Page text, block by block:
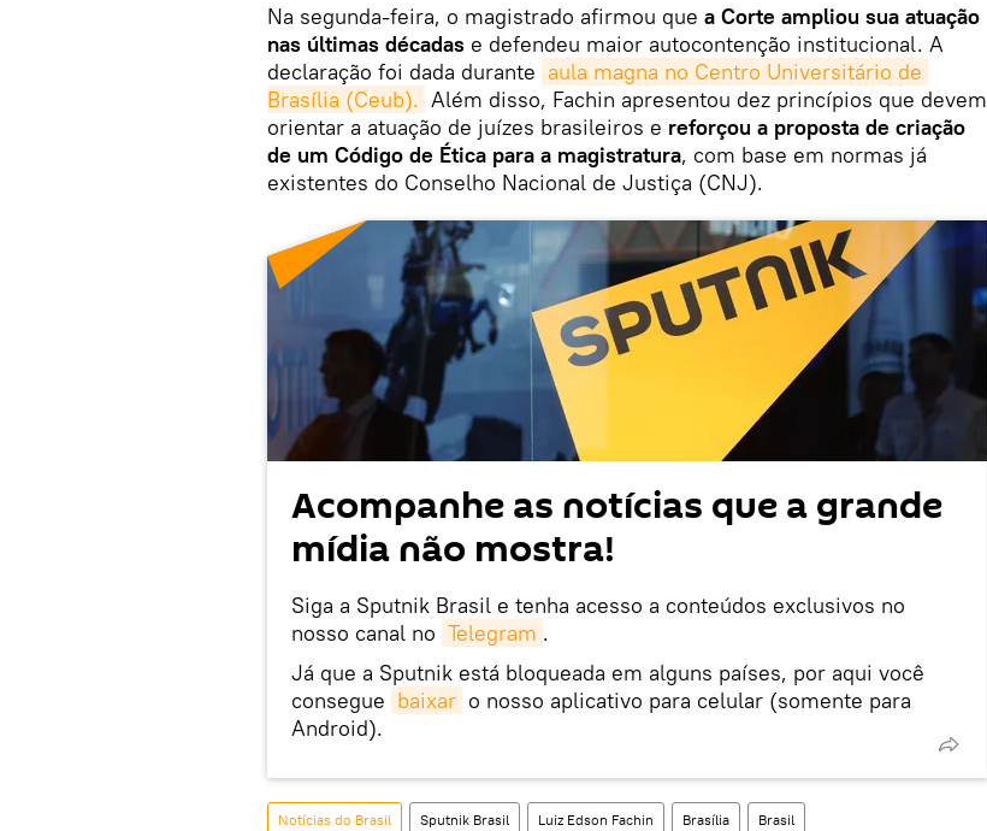
Na segunda-feira, o magistrado afirmou que a Corte ampliou sua atuação
nas últimas décadas e defendeu maior autocontenção institucional. A
declaração foi dada durante aula magna no Centro Universitário de
Brasília (Ceub). Além disso, Fachin apresentou dez princípios que devem
orientar a atuação de juízes brasileiros e reforçou a proposta de criação
de um Código de Ética para a magistratura, com base em normas já
existentes do Conselho Nacional de Justiça (CNJ).
Acompanhe as notícias que a grande
mídia não mostra!
Siga a Sputnik Brasil e tenha acesso a conteúdos exclusivos no
nosso canal no Telegram .
Já que a Sputnik está bloqueada em alguns países, por aqui você
consegue baixar o nosso aplicativo para celular (somente para
Android).
Notícias do Brasil Sputnik Brasil Luiz Edson Fachin Brasília Brasil